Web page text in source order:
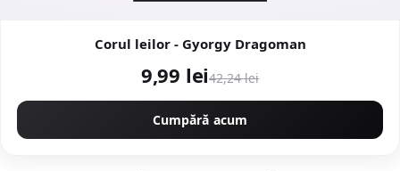
Corul leilor - Gyorgy Dragoman
9,99 lei42,24 lei
Cumpără acum